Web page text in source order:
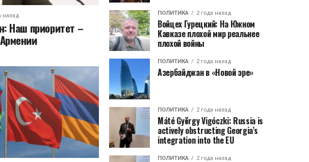
назад
Наш приоритет –
ПОЛИТИКА 2 года назад
Войцех Гурецкий: На Южном
Кавказе плохой мир реальнее
плохой войны
ПОЛИТИКА 2 года назад
Азербайджан в «Новой эре»
ПОЛИТИКА 2 года назад
Máté György Vigóczki: Russia is
actively obstructing Georgia’s
integration into the EU
ПОЛИТИКА 2 года назад